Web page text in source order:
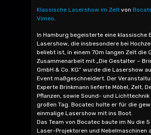
Klassische Lasershow im Zelt von
Vimeo.
In Hamburg begeisterte eine klassische
Lasershow, die insbesondere bei
beliebt ist, in einem 70m langen Zelt die
Zusammenarbeit mit „Die Gestalter –
GmbH & Co. KG“ wurde die Lasershow
Event maßgeschneidert. Der
Experte Brinkmann lieferte Möbel, Zelt,
Pflanzen, sowie Sound- und
großen Tag. Bocatec holte er für die
einmalige Lasershow mit ins Boot.
Das Team von Bocatec baute im Nu die 5
Laser-Projektoren und Nebelmaschinen